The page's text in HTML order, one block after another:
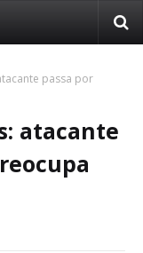
passa por
atacante